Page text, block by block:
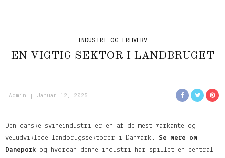
INDUSTRI OG ERHVERV
EN VIGTIG SEKTOR I LANDBRUGET
Admin Januar 12, 2025
Den danske svineindustri er en af de mest markante og
veludviklede landbrugssektorer i Danmark. Se mere om
Danepork og hvordan denne industri har spillet en central